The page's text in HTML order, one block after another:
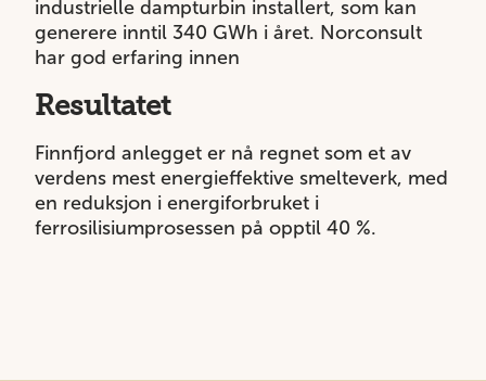
industrielle dampturbin installert, som kan
generere inntil 340 GWh i året. Norconsult
har god erfaring innen
Resultatet
Finnfjord anlegget er nå regnet som et av
verdens mest energieffektive smelteverk, med
en reduksjon i energiforbruket i
ferrosilisiumprosessen på opptil 40 %.